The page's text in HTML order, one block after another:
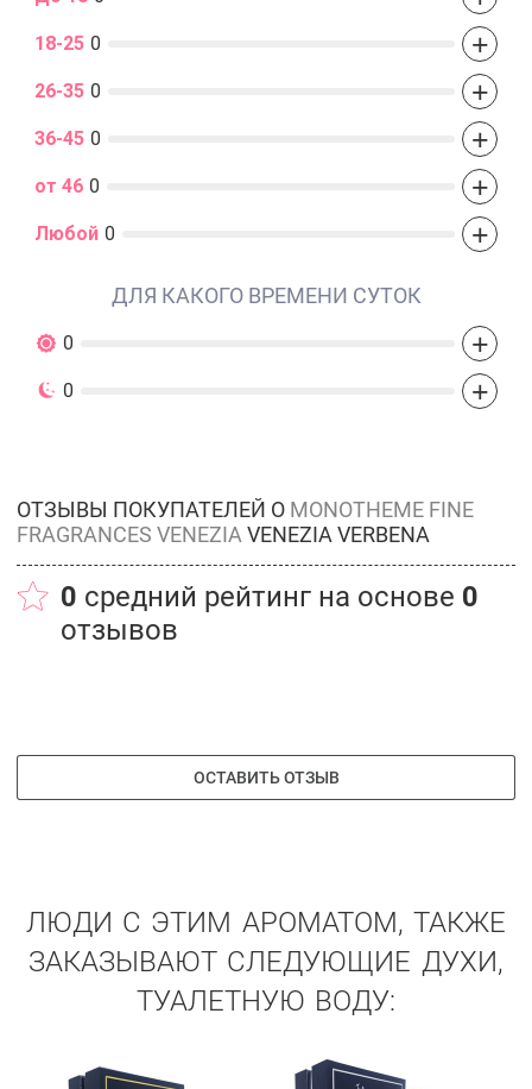
18-25 0 +
26-35 0 +
36-45 0 +
от 46 0 +
Любой 0 +
ДЛЯ КАКОГО ВРЕМЕНИ СУТОК
0 +
0 +
ОТЗЫВЫ ПОКУПАТЕЛЕЙ О MONOTHEME FINE
FRAGRANCES VENEZIA VENEZIA VERBENA
0 средний рейтинг на основе 0
отзывов
ОСТАВИТЬ ОТЗЫВ
ЛЮДИ С ЭТИМ АРОМАТОМ, ТАКЖЕ
ЗАКАЗЫВАЮТ СЛЕДУЮЩИЕ ДУХИ,
ТУАЛЕТНУЮ ВОДУ: